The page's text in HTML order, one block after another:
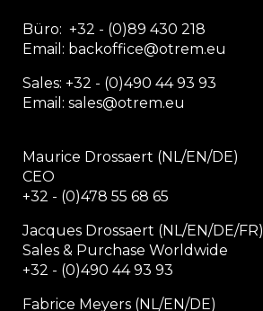
Büro: +32 - (0)89 430 218
Email: backoffice@otrem.eu
Sales: +32 - (0)490 44 93 93
Email: sales@otrem.eu
Maurice Drossaert (NL/EN/DE)
CEO
+32 - (0)478 55 68 65
Jacques Drossaert (NL/EN/DE/FR)
Sales & Purchase Worldwide
+32 - (0)490 44 93 93
Fabrice Meyers (NL/EN/DE)